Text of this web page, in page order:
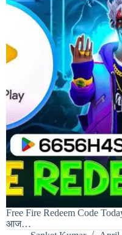
Free Fire Redeem Code
आज…